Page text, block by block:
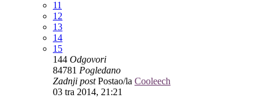
11
12
13
14
15
144 Odgovori
84781 Pogledano
Zadnji postPostao/la Cooleech
03 tra 2014, 21:21